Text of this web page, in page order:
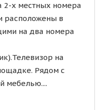
2-х местных номера
расположены в
на два номера
на
Рядом с
мебелью....